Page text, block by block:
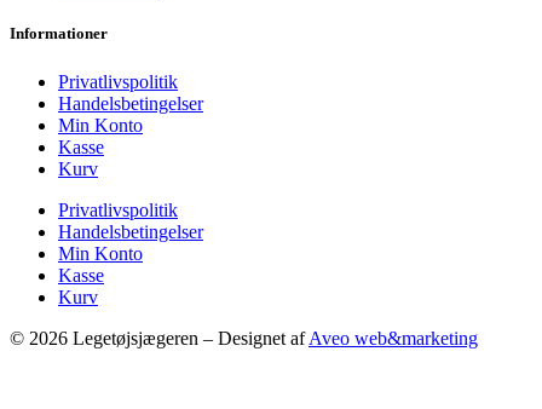
Informationer
Privatlivspolitik
Handelsbetingelser
Min Konto
Kasse
Kurv
Privatlivspolitik
Handelsbetingelser
Min Konto
Kasse
Kurv
© 2026 Legetøjsjægeren – Designet afAveo web&marketing